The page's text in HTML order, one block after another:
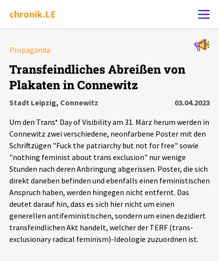
chronik.LE
Chronik
Leipziger Zustände
Schlaglichter
Phänomene
Aktuelles
Propaganda
Transfeindliches Abreißen von
Plakaten in Connewitz
Stadt Leipzig, Connewitz
03.04.2023
Um den Trans* Day of Visibility am 31. März herum werden in
Connewitz zwei verschiedene, neonfarbene Poster mit den
Schriftzügen "Fuck the patriarchy but not for free" sowie
"nothing feminist about trans exclusion" nur wenige
Stunden nach deren Anbringung abgerissen. Poster, die sich
direkt daneben befinden und ebenfalls einen feministischen
Anspruch haben, werden hingegen nicht entfernt. Das
deutet darauf hin, dass es sich hier nicht um einen
generellen antifeministischen, sondern um einen dezidiert
transfeindlichen Akt handelt, welcher der TERF (trans-
exclusionary radical feminism)-Ideologie zuzuordnen ist.
Alle Ereignisse
Ereignisse
Ereignisse Statistik